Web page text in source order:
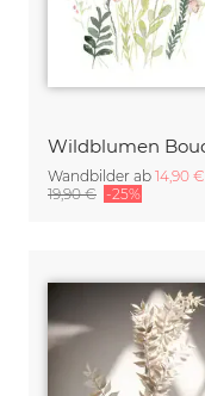
Wandbilder ab 14,90 €
19,90 € -25%